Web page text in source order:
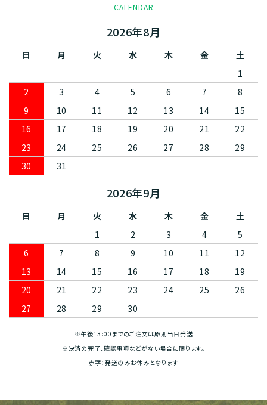
CALENDAR
2026年8月
日 月 火 水 木 金
土
1
2
3 4 5 6 7
8
9
10 11 12 13 14
15
16
17 18 19 20 21
22
23
24 25 26 27 28
29
30
31
2026年9月
日 月 火 水 木 金
土
1
2 3 4
5
6
7 8 9 10 11
12
13
14 15 16 17 18
19
20
21 22 23 24 25
26
27
28 29 30
※午後13:00までのご注文は原則当日発送
※決済の完了、確認事項などがない場合に限ります。
赤字：発送のみお休みとなります